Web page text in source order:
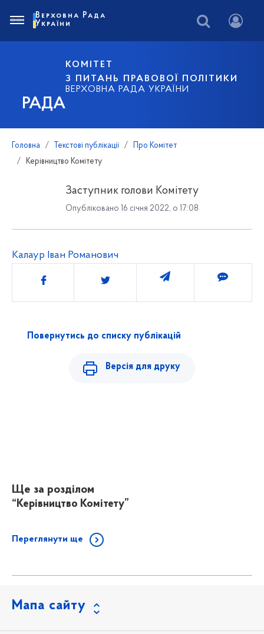
РАДА
КОМІТЕТ
З ПИТАНЬ ПРАВОВОЇ ПОЛІТИКИ
ВЕРХОВНА РАДА УКРАЇНИ
Верховна Рада
України
Головна Текстові публікації
Про Комітет
Керівництво Комітету
Заступник голови Комітету
Опубліковано 16 січня 2022, о 17:08
Калаур Іван Романович
Поділитись
Повернутись до списку публікацій
Версія для друку
Ще за розділом
“Керівництво Комітету”
Переглянути ще
Мапа сайту